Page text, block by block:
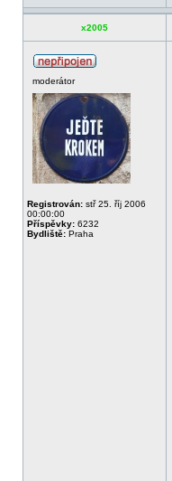
x2005
moderátor
Registrován: stř 25. říj 2006
00:00:00
Příspěvky: 6232
Bydliště: Praha